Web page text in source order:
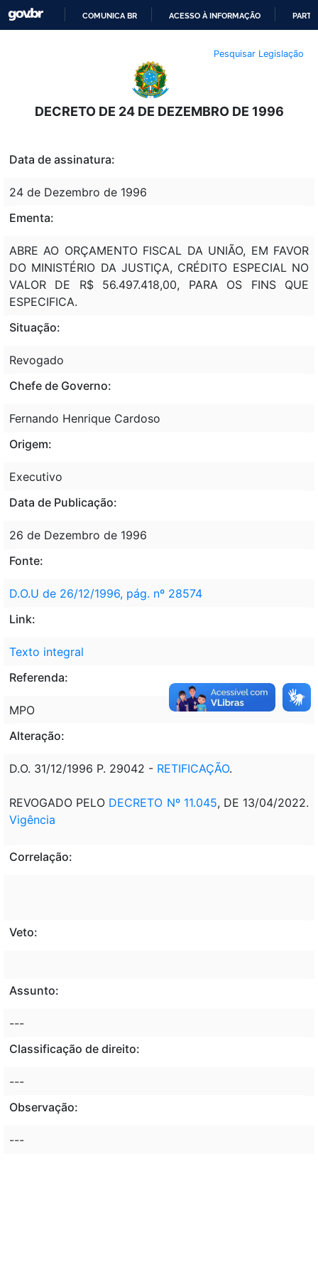
O
CONTEÚDO
COMUNICA BR ACESSO À INFORMAÇÃO
Pesquisar Legislação
DECRETO DE 24 DE DEZEMBRO DE 1996
Data de assinatura:
24 de Dezembro de 1996
Ementa:
ABRE AO ORÇAMENTO FISCAL DA UNIÃO, EM FAVOR
DO MINISTÉRIO DA JUSTIÇA, CRÉDITO ESPECIAL NO
VALOR DE R$ 56.497.418,00, PARA OS FINS QUE
ESPECIFICA.
Situação:
Revogado
Chefe de Governo:
Fernando Henrique Cardoso
Origem:
Executivo
Data de Publicação:
26 de Dezembro de 1996
Fonte:
D.O.U de 26/12/1996, pág. nº 28574
Link:
Texto integral
Referenda:
MPO
Alteração:
D.O. 31/12/1996 P. 29042 - RETIFICAÇÃO.
REVOGADO PELO DECRETO Nº 11.045, DE 13/04/2022.
Vigência
Correlação:
Veto:
Assunto:
---
Classificação de direito:
---
Observação:
---